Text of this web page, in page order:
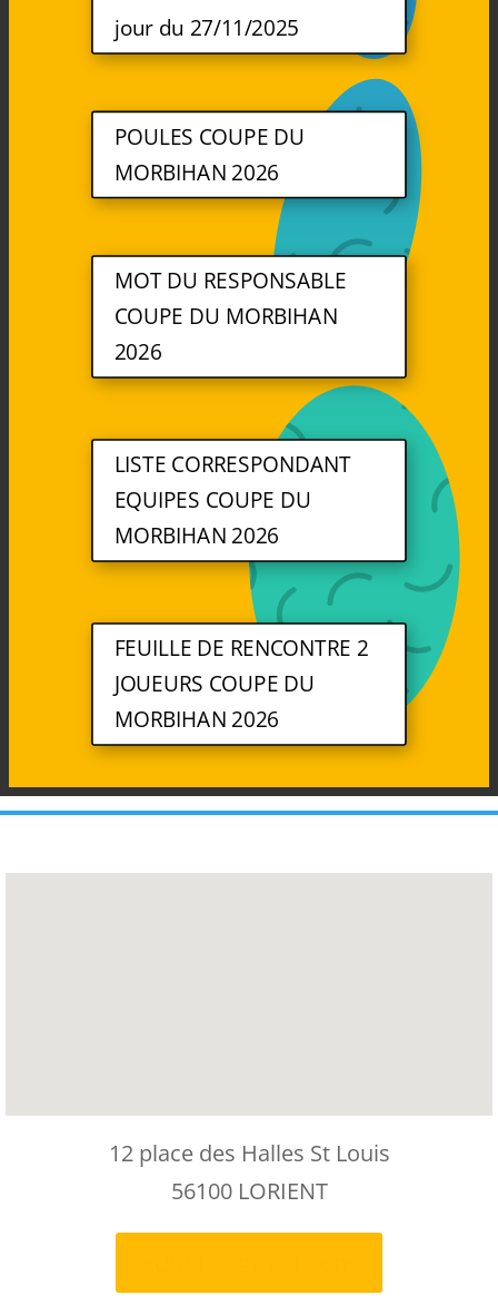
jour du 27/11/2025
POULES COUPE DU
MORBIHAN 2026
MOT DU RESPONSABLE
COUPE DU MORBIHAN
2026
LISTE CORRESPONDANT
EQUIPES COUPE DU
MORBIHAN 2026
FEUILLE DE RENCONTRE 2
JOUEURS COUPE DU
MORBIHAN 2026
12 place des Halles St Louis
56100 LORIENT